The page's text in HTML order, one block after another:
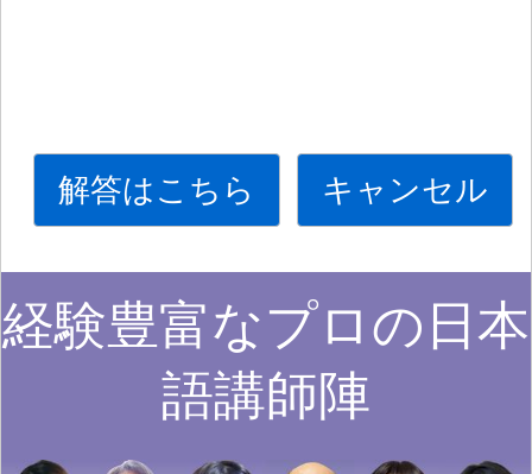
解答はこちら キャンセル
経験豊富なプロの日本
語講師陣